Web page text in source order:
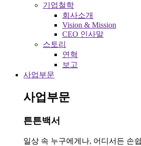
기업철학
회사소개
Vision & Mission
CEO 인사말
스토리
연혁
보고
사업부문
사업부문
튼튼백서
일상 속 누구에게나, 어디서든 손